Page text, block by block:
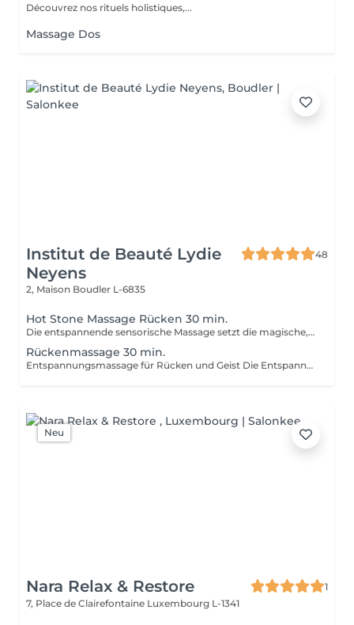
Découvrez nos rituels holistiques,...
Massage Dos
Institut de Beauté Lydie
Neyens
48
2, Maison Boudler L-6835
Hot Stone Massage Rücken 30 min.
Die entspannende sensorische Massage setzt die magische, wohltuende Synergie frei, die sich entfaltet, wenn die Hände mit den warmen Steinen zusammenarbeiten. Eine Reise in tiefe mentale und muskuläre Entspannung, die beruhigt und revitalisiert. Das seit langem praktizierte Verfahren weckt unsere Sinne, fördert Vitalität und Wohlbefinden.
Rückenmassage 30 min.
Entspannungsmassage für Rücken und Geist Die Entspannungsmassage mit ätherischen Ölen spricht, neben dem Lösen von körperlichen Spannungen, durch den angenehmen Duft unseren Geruchssinn an und lässt uns mit Unterstützung von sanfter Entspannungsmusik zur Ruhe finden.
Neu
Nara Relax & Restore
1
7, Place de Clairefontaine Luxembourg L-1341